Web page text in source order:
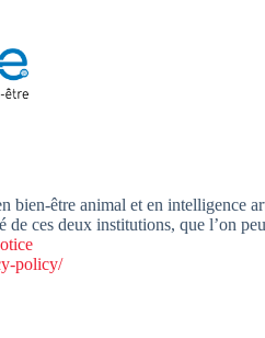
bien-être animal et en
ces deux institutions, que l’on
policy/